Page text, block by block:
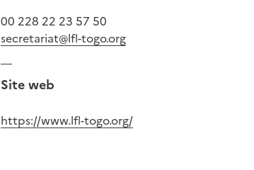
00 228 22 23 57 50
secretariat@lfl-togo.org
Site web
https://www.lfl-togo.org/